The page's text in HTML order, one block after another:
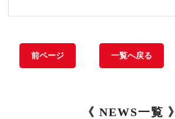
前ページ 一覧へ戻る
《 NEWS一覧 》